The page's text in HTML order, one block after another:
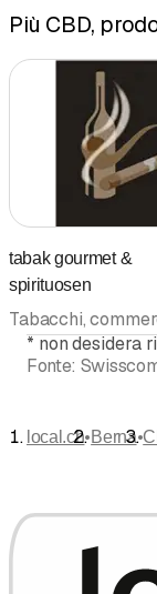
Più CBD,
tabak gourmet &
spirituosen
* non desidera
Fonte:
local.ch•Berna•